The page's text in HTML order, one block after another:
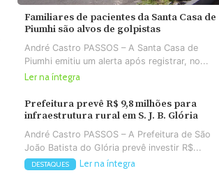
Familiares de pacientes da Santa Casa de
Piumhi são alvos de golpistas
André Castro PASSOS – A Santa Casa de
Piumhi emitiu um alerta após registrar, no...
Ler na íntegra
Prefeitura prevê R$ 9,8 milhões para
infraestrutura rural em S. J. B. Glória
André Castro PASSOS – A Prefeitura de São
João Batista do Glória prevê investir R$...
DESTAQUES Ler na íntegra